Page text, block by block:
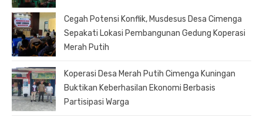
Cegah Potensi Konflik, Musdesus Desa Cimenga
Sepakati Lokasi Pembangunan Gedung Koperasi
Merah Putih
Koperasi Desa Merah Putih Cimenga Kuningan
Buktikan Keberhasilan Ekonomi Berbasis
Partisipasi Warga